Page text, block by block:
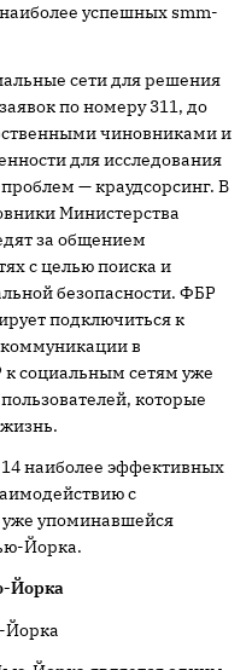
успешных smm-
сети для решения
по номеру 311, до
чиновниками и
для исследования
— краудсорсинг. В
Министерства
за общением
с целью поиска и
безопасности. ФБР
подключиться к
в
социальным сетям уже
которые
наиболее эффективных
с
упоминавшейся
Йорка.
Йорка